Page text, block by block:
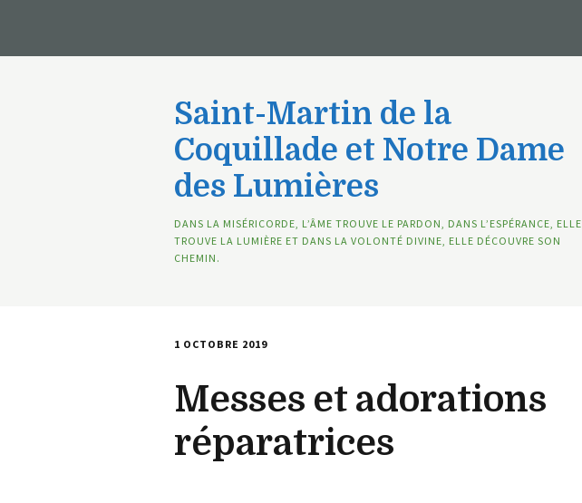
Saint-Martin de la
Coquillade et Notre Dame
des Lumières
DANS LA MISÉRICORDE, L’ÂME TROUVE LE PARDON, DANS L’ESPÉRANCE, ELLE
TROUVE LA LUMIÈRE ET DANS LA VOLONTÉ DIVINE, ELLE DÉCOUVRE SON
CHEMIN.
1 OCTOBRE 2019
Messes et adorations
réparatrices